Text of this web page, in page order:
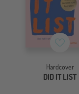
Hardcover
DID IT LIST